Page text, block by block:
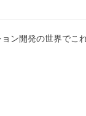
ン開発の世界でこ